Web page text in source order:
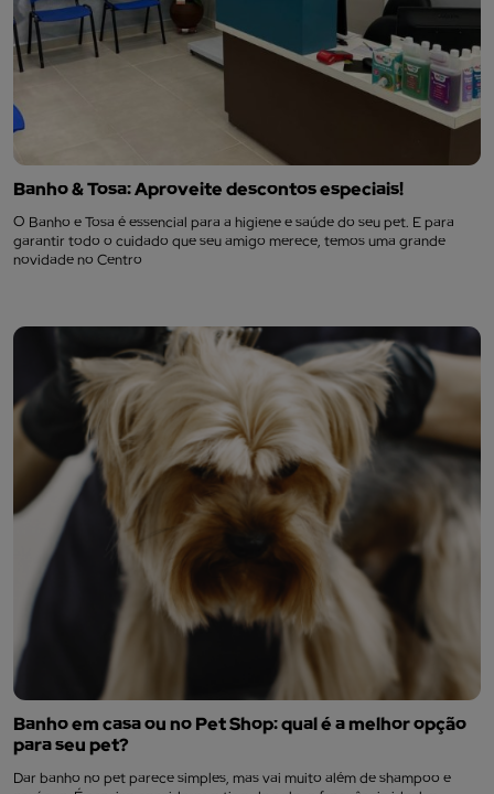
Banho & Tosa: Aproveite descontos especiais!
O Banho e Tosa é essencial para a higiene e saúde do seu pet. E para
garantir todo o cuidado que seu amigo merece, temos uma grande
novidade no Centro
Banho em casa ou no Pet Shop: qual é a melhor opção
para seu pet?
Dar banho no pet parece simples, mas vai muito além de shampoo e